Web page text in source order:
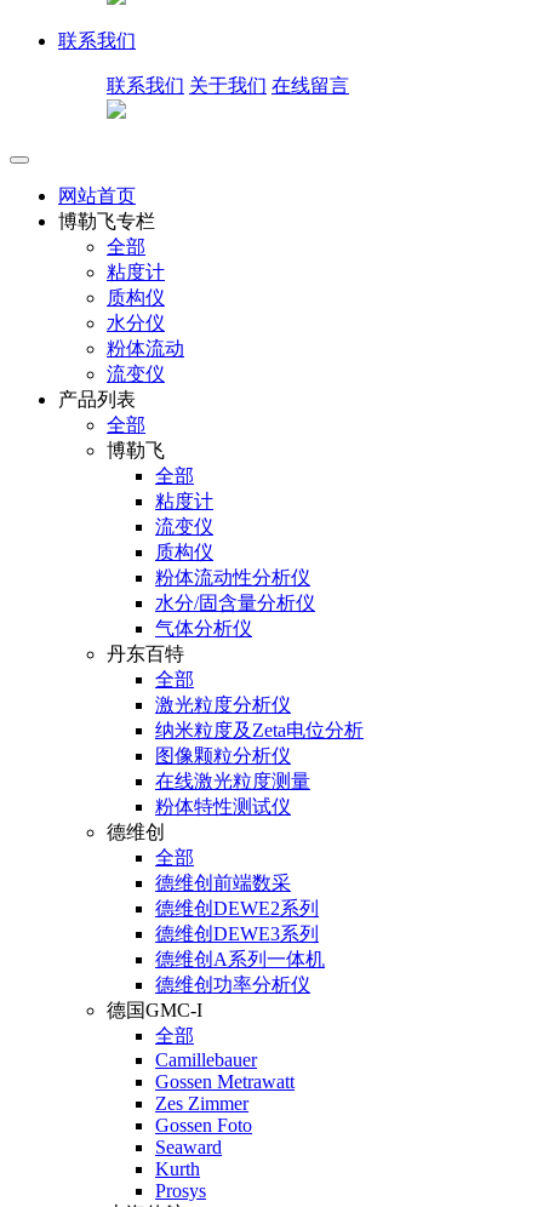
联系我们
联系我们 关于我们 在线留言
网站首页
博勒飞专栏
全部
粘度计
质构仪
水分仪
粉体流动
流变仪
产品列表
全部
博勒飞
全部
粘度计
流变仪
质构仪
粉体流动性分析仪
水分/固含量分析仪
气体分析仪
丹东百特
全部
激光粒度分析仪
纳米粒度及Zeta电位分析
图像颗粒分析仪
在线激光粒度测量
粉体特性测试仪
德维创
全部
德维创前端数采
德维创DEWE2系列
德维创DEWE3系列
德维创A系列一体机
德维创功率分析仪
德国GMC-I
全部
Camillebauer
Gossen Metrawatt
Zes Zimmer
Gossen Foto
Seaward
Kurth
Prosys